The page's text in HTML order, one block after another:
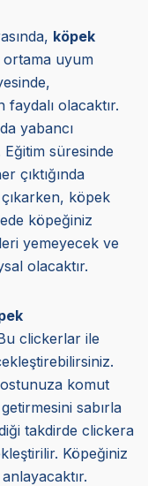
köpek
ortama uyum
olacaktır.
yabancı
süresinde
çıktığında
çıkarken, köpek
köpeğiniz
yemeyecek ve
olacaktır.
clickerlar ile
komut
sabırla
takdirde clickera
Köpeğiniz